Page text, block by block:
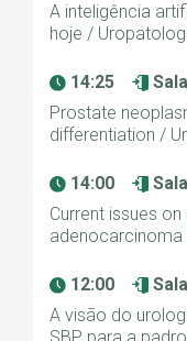
A inteligência
hoje /
14:25
Prostate
differentiation /
14:00
Current issues
adenocarcinoma
12:00
A visão do